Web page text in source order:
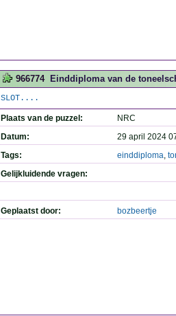
966774 Einddiploma van de
SLOT....
Plaats van de puzzel:
NRC
Datum:
29 april 2024
Tags:
einddiploma,
Gelijkluidende vragen:
Geplaatst door: bozbeertje